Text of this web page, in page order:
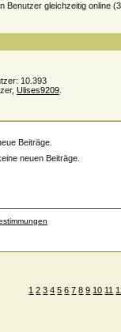
Benutzer gleichzeitig online
10.393
Ulises9209
Beiträge.
neuen Beiträge.
1 2 3 4 5 6 7 8 9 10 11